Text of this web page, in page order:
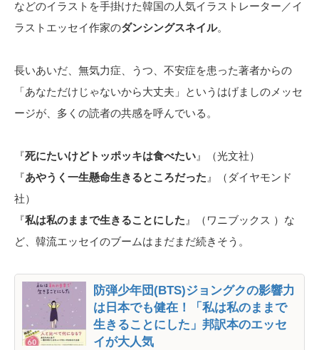
などのイラストを手掛けた韓国の人気イラストレーター／イ
ラストエッセイ作家のダンシングスネイル。
長いあいだ、無気力症、うつ、不安症を患った著者からの
「あなただけじゃないから大丈夫」というはげましのメッセ
ージが、多くの読者の共感を呼んでいる。
『死にたいけどトッポッキは食べたい 』（光文社）
『あやうく一生懸命生きるところだった 』（ダイヤモンド
社）
『私は私のままで生きることにした 』（ワニブックス ）な
ど、韓流エッセイのブームはまだまだ続きそう。
防弾少年団(BTS)ジョングクの影響力
は日本でも健在！「私は私のままで
生きることにした」邦訳本のエッセ
イが大人気